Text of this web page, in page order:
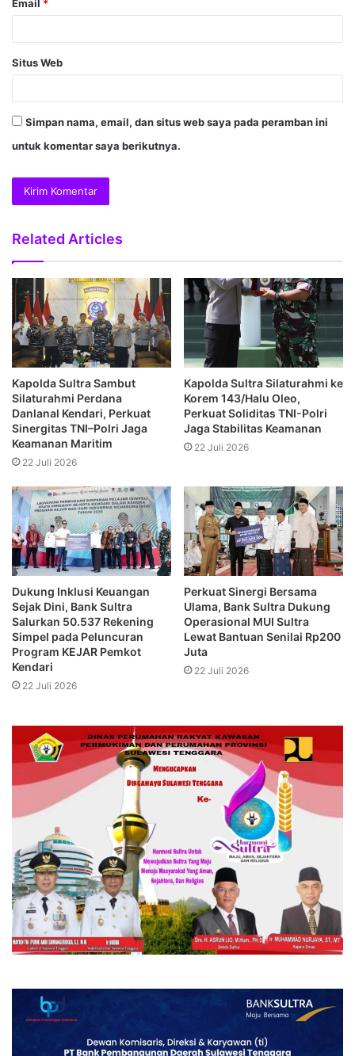
Email *
Situs Web
Simpan nama, email, dan situs web saya pada peramban ini
untuk komentar saya berikutnya.
Related Articles
Kapolda Sultra Sambut
Silaturahmi Perdana
Danlanal Kendari, Perkuat
Sinergitas TNI–Polri Jaga
Keamanan Maritim
22 Juli 2026
Kapolda Sultra Silaturahmi ke
Korem 143/Halu Oleo,
Perkuat Soliditas TNI-Polri
Jaga Stabilitas Keamanan
22 Juli 2026
Dukung Inklusi Keuangan
Sejak Dini, Bank Sultra
Salurkan 50.537 Rekening
Simpel pada Peluncuran
Program KEJAR Pemkot
Kendari
22 Juli 2026
Perkuat Sinergi Bersama
Ulama, Bank Sultra Dukung
Operasional MUI Sultra
Lewat Bantuan Senilai Rp200
Juta
22 Juli 2026